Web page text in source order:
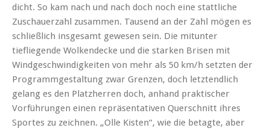
dicht. So kam nach und nach doch noch eine stattliche
Zuschauerzahl zusammen. Tausend an der Zahl mögen es
schließlich insgesamt gewesen sein. Die mitunter
tiefliegende Wolkendecke und die starken Brisen mit
Windgeschwindigkeiten von mehr als 50 km/h setzten der
Programmgestaltung zwar Grenzen, doch letztendlich
gelang es den Platzherren doch, anhand praktischer
Vorführungen einen repräsentativen Querschnitt ihres
Sportes zu zeichnen. „Olle Kisten“, wie die betagte, aber